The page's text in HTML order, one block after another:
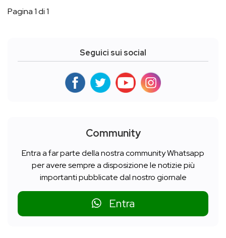
Pagina 1 di 1
Seguici sui social
Community
Entra a far parte della nostra community Whatsapp
per avere sempre a disposizione le notizie più
importanti pubblicate dal nostro giornale
Entra